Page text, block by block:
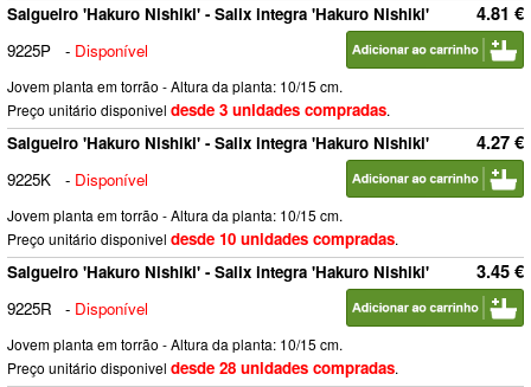
4.81 €
Salgueiro 'Hakuro Nishiki' - Salix integra 'Hakuro Nishiki'
9225P
- Disponível
Jovem planta em torrão - Altura da planta: 10/15 cm.
Preço unitário disponivel desde 3 unidades compradas.
4.27 €
Salgueiro 'Hakuro Nishiki' - Salix integra 'Hakuro Nishiki'
9225K
- Disponível
Jovem planta em torrão - Altura da planta: 10/15 cm.
Preço unitário disponivel desde 10 unidades compradas.
3.45 €
Salgueiro 'Hakuro Nishiki' - Salix integra 'Hakuro Nishiki'
9225R
- Disponível
Jovem planta em torrão - Altura da planta: 10/15 cm.
Preço unitário disponivel desde 28 unidades compradas.